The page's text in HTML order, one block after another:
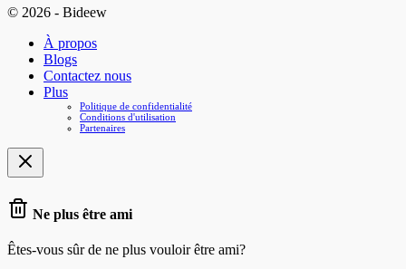
© 2026 - Bideew
À propos
Blogs
Contactez nous
Plus
Politique de confidentialité
Conditions d'utilisation
Partenaires
Ne plus être ami
Êtes-vous sûr de ne plus vouloir être ami?